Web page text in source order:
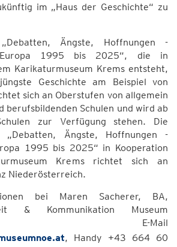
im „Haus der Geschichte“ zu
Ängste, Hoffnungen -
1995 bis 2025“, die in
Karikaturmuseum Krems entsteht,
Geschichte am Beispiel von
sich an Oberstufen von allgemein
berufsbildenden Schulen und wird ab
zur Verfügung stehen. Die
„Debatten, Ängste, Hoffnungen -
1995 bis 2025“ in Kooperation
Krems richtet sich an
Niederösterreich.
bei Maren Sacherer, BA,
& Kommunikation Museum
E-Mail
, Handy +43 664 60